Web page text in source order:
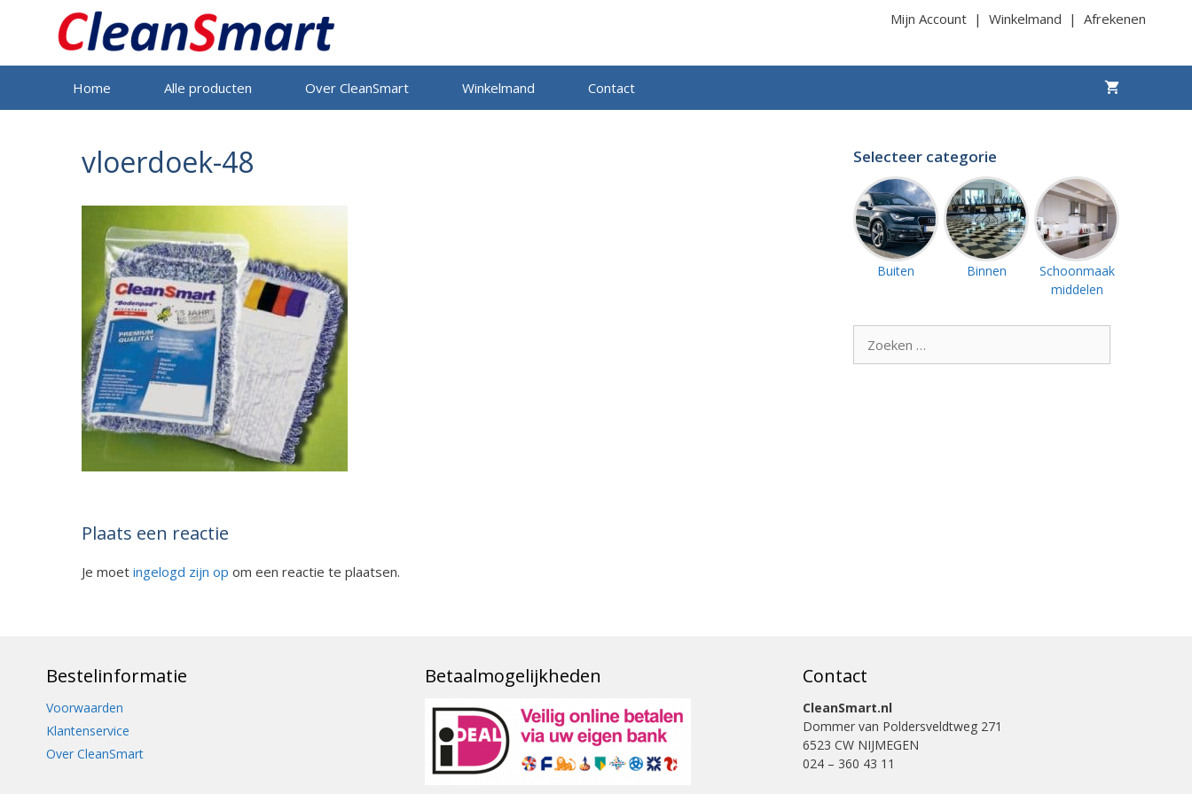
inhoud
Mijn Account | Winkelmand | Afrekenen
Home Alle producten Over CleanSmart Winkelmand Contact
vloerdoek-48
Plaats een reactie
Je moet ingelogd zijn op om een reactie te plaatsen.
Selecteer categorie
Buiten Binnen
Schoonmaak
middelen
naar:
Bestelinformatie
Voorwaarden
Klantenservice
Over CleanSmart
Betaalmogelijkheden Contact
CleanSmart.nl
Dommer van Poldersveldtweg 271
6523 CW NIJMEGEN
024 – 360 43 11